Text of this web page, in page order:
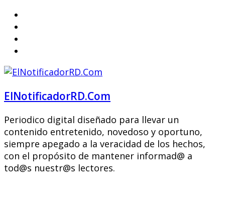
ElNotificadorRD.Com
Periodico digital diseñado para llevar un
contenido entretenido, novedoso y oportuno,
siempre apegado a la veracidad de los hechos,
con el propósito de mantener informad@ a
tod@s nuestr@s lectores.